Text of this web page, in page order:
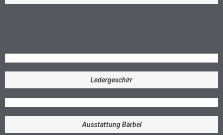
Ledergeschirr
Ausstattung Bärbel